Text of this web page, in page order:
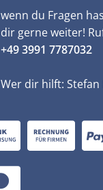
wenn du Fragen
dir gerne weiter!
+49 3991 7787032
Wer dir hilft: Stefan